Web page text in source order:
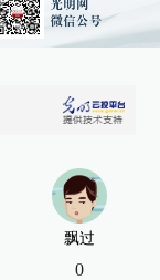
飘过
0